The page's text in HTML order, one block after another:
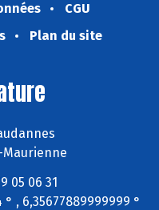
CGU
Plan du site
Maurienne
05 06 31
° , 6,35677889999999 °